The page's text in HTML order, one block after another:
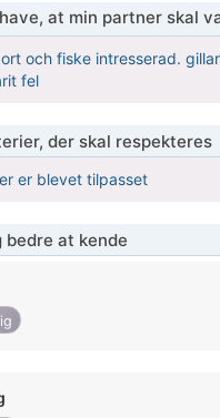
at min partner skal
och fiske intresserad.
fel
der skal respekteres
er blevet tilpasset
bedre at kende